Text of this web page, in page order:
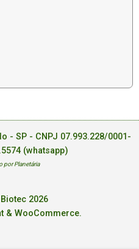
- SP - CNPJ 07.993.228/0001-
(whatsapp)
por Planetária
2026
& WooCommerce.